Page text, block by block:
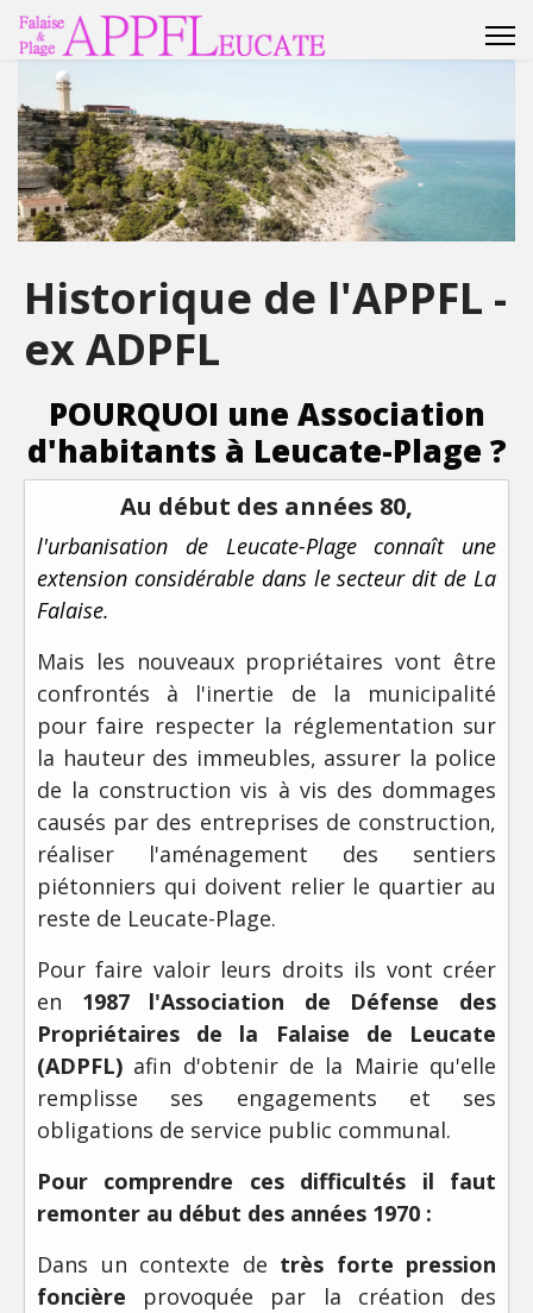
Historique de l'APPFL -
ex ADPFL
POURQUOI une Association
d'habitants à Leucate-Plage ?
Au début des années 80,
l'urbanisation de Leucate-Plage connaît une
extension considérable dans le secteur dit de La
Falaise.
Mais les nouveaux propriétaires vont être
confrontés à l'inertie de la municipalité
pour faire respecter la réglementation sur
la hauteur des immeubles, assurer la police
de la construction vis à vis des dommages
causés par des entreprises de construction,
réaliser l'aménagement des sentiers
piétonniers qui doivent relier le quartier au
reste de Leucate-Plage.
Pour faire valoir leurs droits ils vont créer
en 1987 l'Association de Défense des
Propriétaires de la Falaise de Leucate
(ADPFL) afin d'obtenir de la Mairie qu'elle
remplisse ses engagements et ses
obligations de service public communal.
Pour comprendre ces difficultés il faut
remonter au début des années 1970 :
Dans un contexte de très forte pression
foncière provoquée par la création des